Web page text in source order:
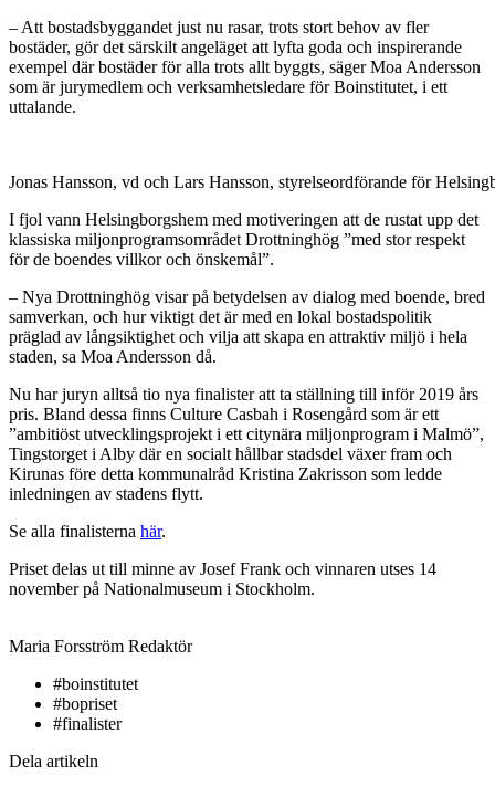
– Att bostadsbyggandet just nu rasar, trots stort behov av fler
bostäder, gör det särskilt angeläget att lyfta goda och inspirerande
exempel där bostäder för alla trots allt byggts, säger Moa Andersson
som är jurymedlem och verksamhetsledare för Boinstitutet, i ett
uttalande.
Jonas Hansson, vd och Lars Hansson, styrelseordförande för
I fjol vann Helsingborgshem med motiveringen att de rustat upp det
klassiska miljonprogramsområdet Drottninghög ”med stor respekt
för de boendes villkor och önskemål”.
– Nya Drottninghög visar på betydelsen av dialog med boende, bred
samverkan, och hur viktigt det är med en lokal bostadspolitik
präglad av långsiktighet och vilja att skapa en attraktiv miljö i hela
staden, sa Moa Andersson då.
Nu har juryn alltså tio nya finalister att ta ställning till inför 2019 års
pris. Bland dessa finns Culture Casbah i Rosengård som är ett
”ambitiöst utvecklingsprojekt i ett citynära miljonprogram i Malmö”,
Tingstorget i Alby där en socialt hållbar stadsdel växer fram och
Kirunas före detta kommunalråd Kristina Zakrisson som ledde
inledningen av stadens flytt.
Se alla finalisterna här.
Priset delas ut till minne av Josef Frank och vinnaren utses 14
november på Nationalmuseum i Stockholm.
Maria Forsström Redaktör
#boinstitutet
#bopriset
#finalister
Dela artikeln